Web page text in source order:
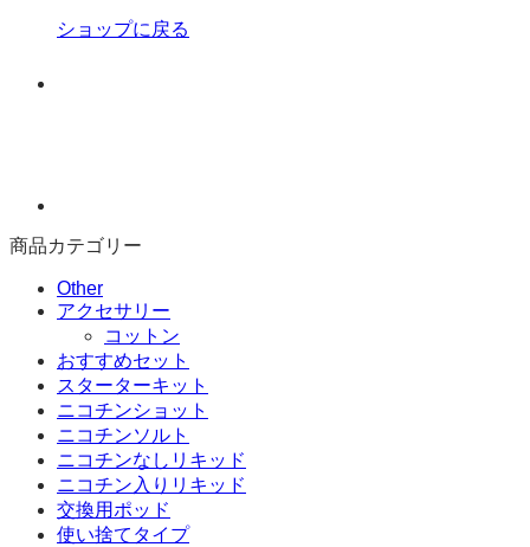
ショップに戻る
交
個
商品カテゴリー
Other
アクセサリー
コットン
おすすめセット
スターターキット
ニコチンショット
ニコチンソルト
ニコチンなしリキッド
ニコチン入りリキッド
交換用ポッド
使い捨てタイプ